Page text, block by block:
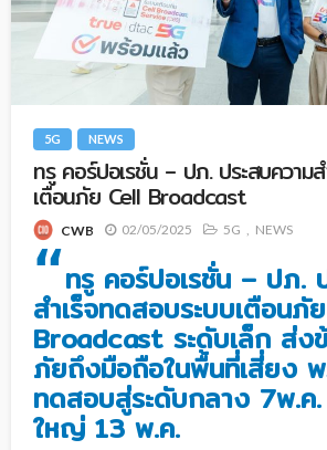
5G NEWS
ทรู คอร์ปอเรชั่น – ปภ. ประสบความ
เตือนภัย Cell Broadcast
CWB 02/05/2025 5G NEWS
“ทรู คอร์ปอเรชั่น – ปภ.
สำเร็จทดสอบระบบเตือนภั
Broadcast ระดับเล็ก ส่ง
ภัยถึงมือถือในพื้นที่เสี่ยง
ทดสอบสู่ระดับกลาง 7พ.ค
ใหญ่ 13 พ.ค.